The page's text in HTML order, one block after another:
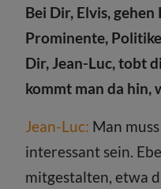
Bei Dir, Elvis,
Prominente,
Dir, Jean-Luc, tobt
kommt man da hin,
Jean-Luc: Man
interessant sein.
mitgestalten, etwa